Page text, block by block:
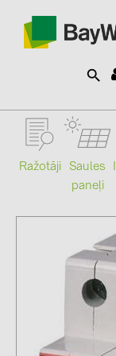
SOLAR-PLANIT
Ražotāji
Saules
paneļi